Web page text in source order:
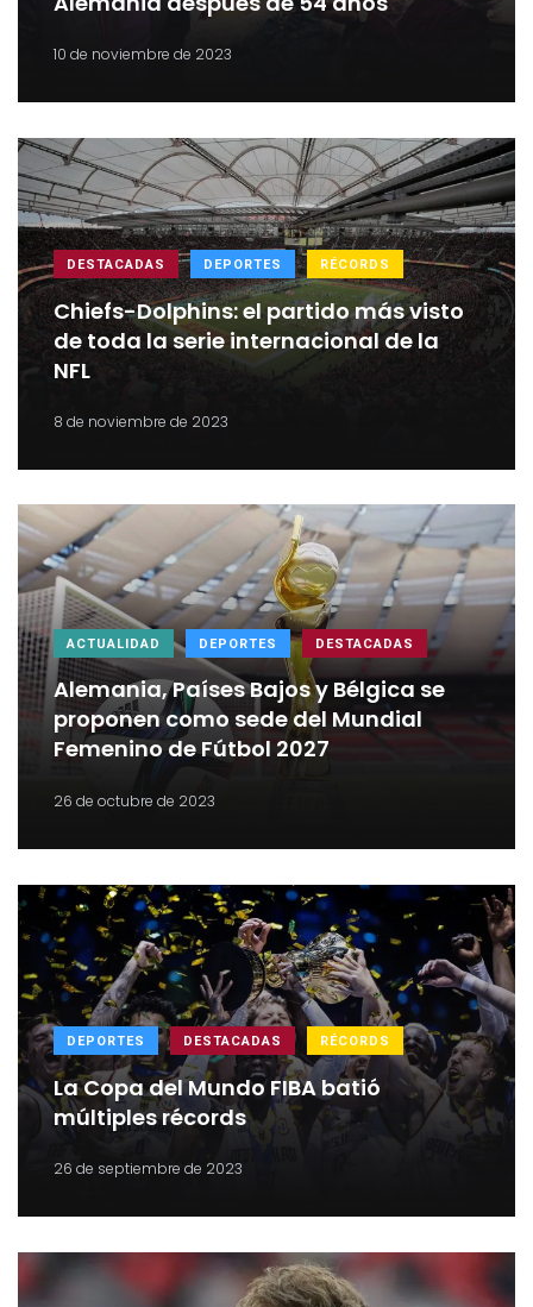
10 de noviembre de 2023
DESTACADAS DEPORTES RÉCORDS
Chiefs-Dolphins: el partido más visto
de toda la serie internacional de la
NFL
8 de noviembre de 2023
ACTUALIDAD DEPORTES DESTACADAS
Alemania, Países Bajos y Bélgica se
proponen como sede del Mundial
Femenino de Fútbol 2027
26 de octubre de 2023
DEPORTES DESTACADAS RÉCORDS
La Copa del Mundo FIBA batió
múltiples récords
26 de septiembre de 2023